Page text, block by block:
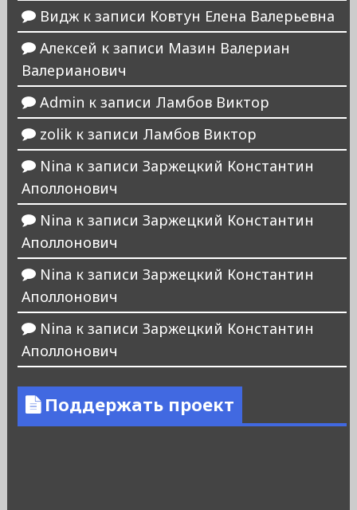
Виджк записи Ковтун Елена Валерьевна
Алексей к записи Мазин Валериан
Валерианович
Admin к записи Ламбов Виктор
zolikк записи Ламбов Виктор
Nina к записи Заржецкий Константин
Аполлонович
Nina к записи Заржецкий Константин
Аполлонович
Nina к записи Заржецкий Константин
Аполлонович
Nina к записи Заржецкий Константин
Аполлонович
Поддержать проект